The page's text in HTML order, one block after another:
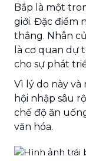
Bắp là một
giới. Đặc điểm
thẳng. Nhân
là cơ quan dự
cho sự phát
Vì lý do này
hội nhập sâu
chế độ ăn
văn hóa.